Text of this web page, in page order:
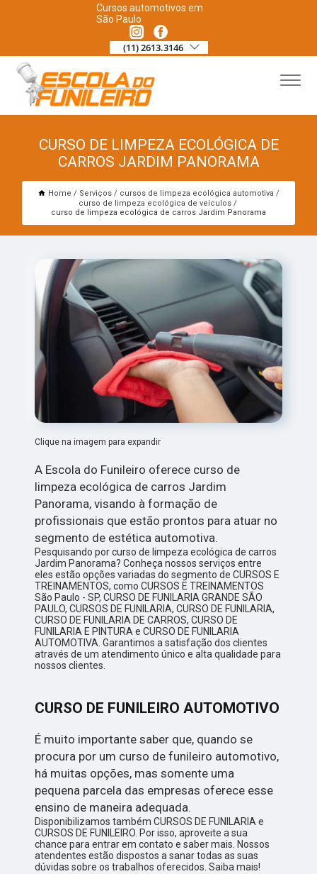
Cursos automotivos em
São Paulo
(11) 2613.3146
CURSO DE LIMPEZA ECOLÓGICA DE
CARROS JARDIM PANORAMA
Home Serviços
cursos de limpeza ecológica automotiva
curso de limpeza ecológica de veículos
curso de limpeza ecológica de carros Jardim Panorama
Clique na imagem para expandir
A Escola do Funileiro oferece curso de
limpeza ecológica de carros Jardim
Panorama, visando à formação de
profissionais que estão prontos para atuar no
segmento de estética automotiva.
Pesquisando por curso de limpeza ecológica de carros
Jardim Panorama? Conheça nossos serviços entre
eles estão opções variadas do segmento de CURSOS E
TREINAMENTOS, como CURSOS E TREINAMENTOS
São Paulo - SP, CURSO DE FUNILARIA GRANDE SÃO
PAULO, CURSOS DE FUNILARIA, CURSO DE FUNILARIA,
CURSO DE FUNILARIA DE CARROS, CURSO DE
FUNILARIA E PINTURA e CURSO DE FUNILARIA
AUTOMOTIVA. Garantimos a satisfação dos clientes
através de um atendimento único e alta qualidade para
nossos clientes.
CURSO DE FUNILEIRO AUTOMOTIVO
É muito importante saber que, quando se
procura por um curso de funileiro automotivo,
há muitas opções, mas somente uma
pequena parcela das empresas oferece esse
ensino de maneira adequada.
Disponibilizamos também CURSOS DE FUNILARIA e
CURSOS DE FUNILEIRO. Por isso, aproveite a sua
chance para entrar em contato e saber mais. Nossos
atendentes estão dispostos a sanar todas as suas
dúvidas sobre os trabalhos oferecidos. Saiba mais!